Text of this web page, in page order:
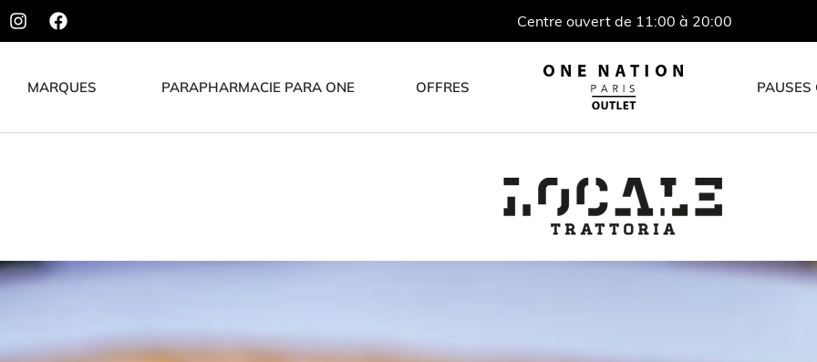
Centre ouvert de 11:00 à 20:00
MARQUES PARAPHARMACIE PARA ONE OFFRES PAUSES